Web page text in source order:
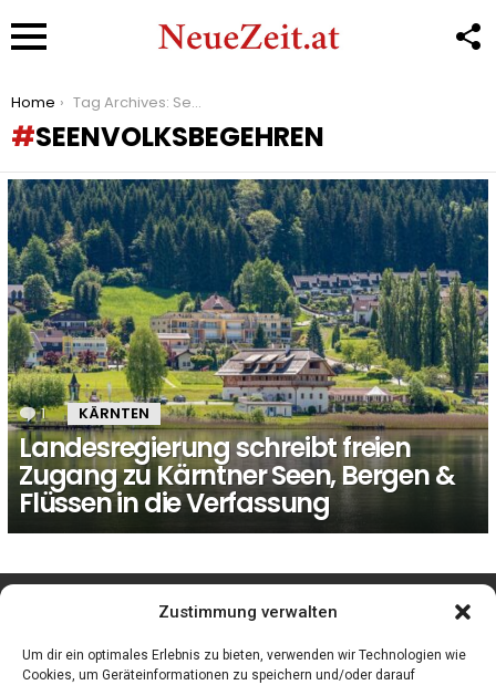
Zustimmung verwalten
Um dir ein optimales Erlebnis zu bieten, verwenden wir Technologien wie
Cookies, um Geräteinformationen zu speichern und/oder darauf
You are here:
Home Tag Archives: Seenvolksbegehren
SEENVOLKSBEGEHREN
LATEST
STORIES
1 Kommentar
KÄRNTEN
Landesregierung schreibt freien
Zugang zu Kärntner Seen, Bergen &
Flüssen in die Verfassung
facebook instagram